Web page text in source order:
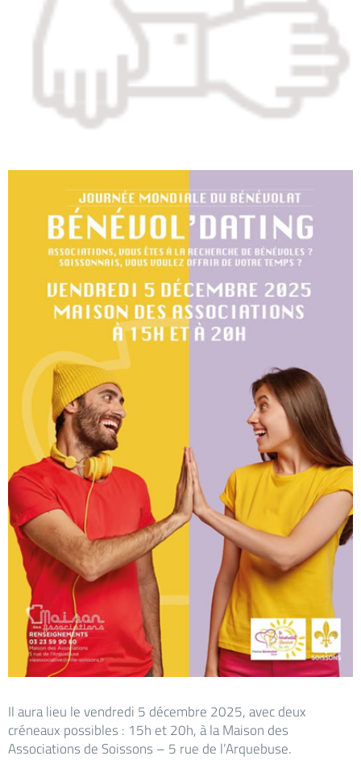
Il aura lieu le vendredi 5 décembre 2025, avec deux
créneaux possibles : 15h et 20h, à la Maison des
Associations de Soissons – 5 rue de l’Arquebuse.